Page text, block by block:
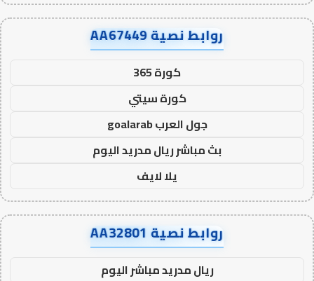
روابط نصية AA67449
كورة 365
كورة سيتي
جول العرب goalarab
بث مباشر ريال مدريد اليوم
يلا لايف
روابط نصية AA32801
ريال مدريد مباشر اليوم